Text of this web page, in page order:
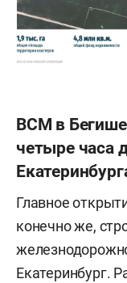
США.
ВСМ в
четыре часа
Главное
конечно же,
Екатеринбург.